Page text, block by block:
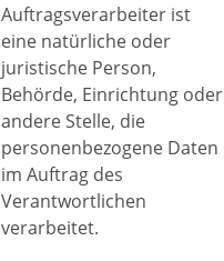
Auftragsverarbeiter ist
eine natürliche oder
juristische Person,
Behörde, Einrichtung oder
andere Stelle, die
personenbezogene Daten
im Auftrag des
Verantwortlichen
verarbeitet.